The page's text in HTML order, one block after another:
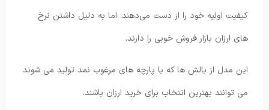
کیفیت اولیه خود را از دست می‌دهند. اما به دلیل داشتن نرخ
های ارزان بازار فروش خوبی را دارند.
این مدل از بالش ها که با پارچه های مرغوب نمد تولید می شوند
می توانند بهترین انتخاب برای خرید ارزان باشند.